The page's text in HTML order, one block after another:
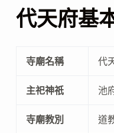
代天府基
寺廟名稱 代
主祀神祇 池
寺廟教別 道